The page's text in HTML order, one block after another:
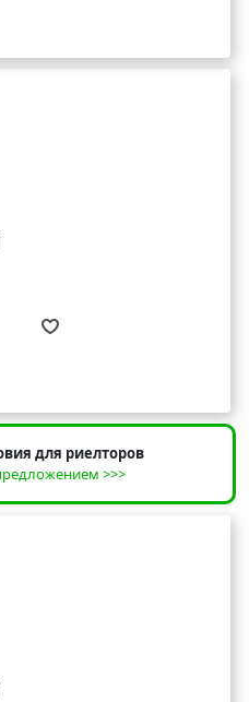
для риелторов
>>>